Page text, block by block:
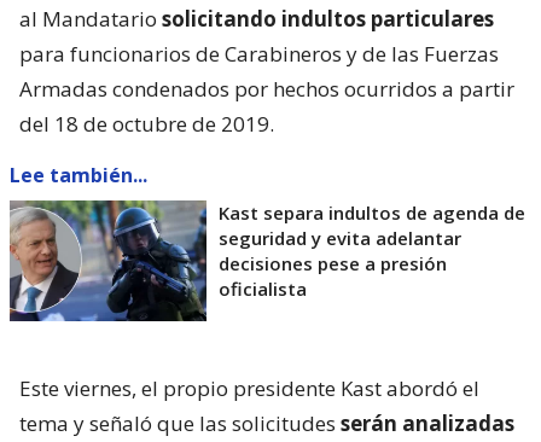
al Mandatario solicitando indultos particulares
para funcionarios de Carabineros y de las Fuerzas
Armadas condenados por hechos ocurridos a partir
del 18 de octubre de 2019.
Lee también...
Kast separa indultos de agenda de
seguridad y evita adelantar
decisiones pese a presión
oficialista
Este viernes, el propio presidente Kast abordó el
tema y señaló que las solicitudes serán analizadas